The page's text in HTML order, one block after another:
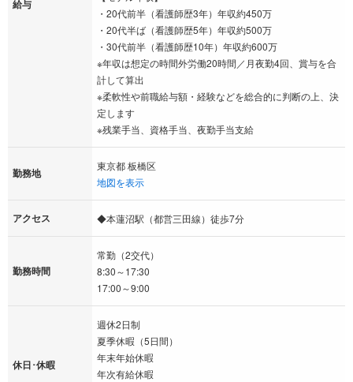
給与
・20代前半（看護師歴3年）年収約450万
・20代半ば（看護師歴5年）年収約500万
・30代前半（看護師歴10年）年収約600万
※年収は想定の時間外労働20時間／月夜勤4回、賞与を合
計して算出
※柔軟性や前職給与額・経験などを総合的に判断の上、決
定します
※残業手当、資格手当、夜勤手当支給
勤務地
東京都 板橋区
地図を表示
アクセス ◆本蓮沼駅（都営三田線）徒歩7分
勤務時間
常勤（2交代）
8:30～17:30
17:00～9:00
休日･休暇
週休2日制
夏季休暇（5日間）
年末年始休暇
年次有給休暇